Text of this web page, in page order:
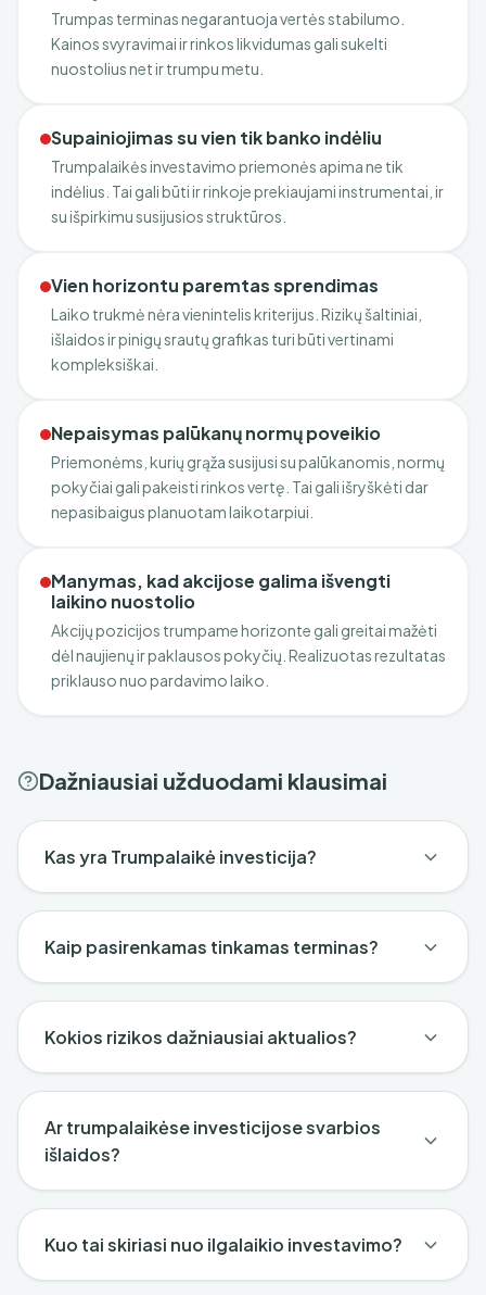
Trumpas terminas negarantuoja vertės stabilumo.
Kainos svyravimai ir rinkos likvidumas gali sukelti
nuostolius net ir trumpu metu.
Supainiojimas su vien tik banko indėliu
Trumpalaikės investavimo priemonės apima ne tik
indėlius. Tai gali būti ir rinkoje prekiaujami instrumentai, ir
su išpirkimu susijusios struktūros.
Vien horizontu paremtas sprendimas
Laiko trukmė nėra vienintelis kriterijus. Rizikų šaltiniai,
išlaidos ir pinigų srautų grafikas turi būti vertinami
kompleksiškai.
Nepaisymas palūkanų normų poveikio
Priemonėms, kurių grąža susijusi su palūkanomis, normų
pokyčiai gali pakeisti rinkos vertę. Tai gali išryškėti dar
nepasibaigus planuotam laikotarpiui.
Manymas, kad akcijose galima išvengti
laikino nuostolio
Akcijų pozicijos trumpame horizonte gali greitai mažėti
dėl naujienų ir paklausos pokyčių. Realizuotas rezultatas
priklauso nuo pardavimo laiko.
Dažniausiai užduodami klausimai
Kas yra Trumpalaikė investicija?
Kaip pasirenkamas tinkamas terminas?
Kokios rizikos dažniausiai aktualios?
Ar trumpalaikėse investicijose svarbios
išlaidos?
Kuo tai skiriasi nuo ilgalaikio investavimo?